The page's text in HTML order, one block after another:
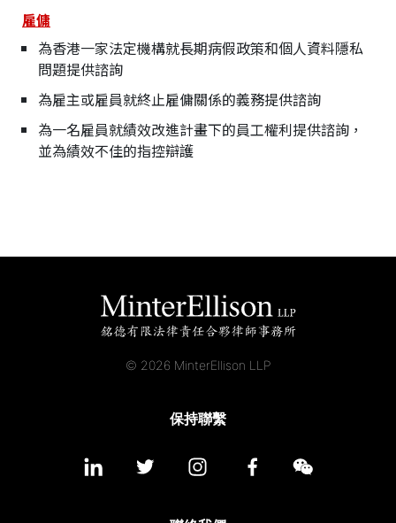
雇傭
為香港一家法定機構就長期病假政策和個人資料隱私
問題提供諮詢
為雇主或雇員就終止雇傭關係的義務提供諮詢
為一名雇員就績效改進計畫下的員工權利提供諮詢，
並為績效不佳的指控辯護
© 2026 MinterEllison LLP
保持聯繫